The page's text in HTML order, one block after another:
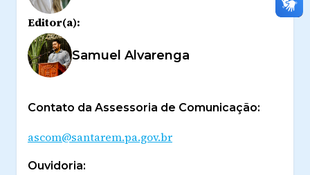
Editor(a):
Samuel Alvarenga
Contato da Assessoria de Comunicação:
ascom@santarem.pa.gov.br
Ouvidoria: